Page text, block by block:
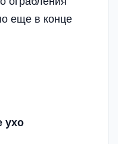
еще в конце
ухо